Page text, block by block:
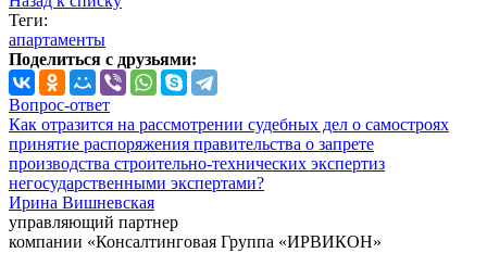
Теги:
апартаменты
Поделиться с друзьями:
Вопрос-ответ
Как отразится на рассмотрении судебных дел о самостроях
принятие распоряжения правительства о запрете
производства строительно-технических экспертиз
негосударственными экспертами?
Ирина Вишневская
управляющий партнер
компании «Консалтинговая Группа «ИРВИКОН»